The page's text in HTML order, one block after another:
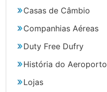
Casas de Câmbio
Companhias Aéreas
Duty Free Dufry
História do Aeroporto
Lojas